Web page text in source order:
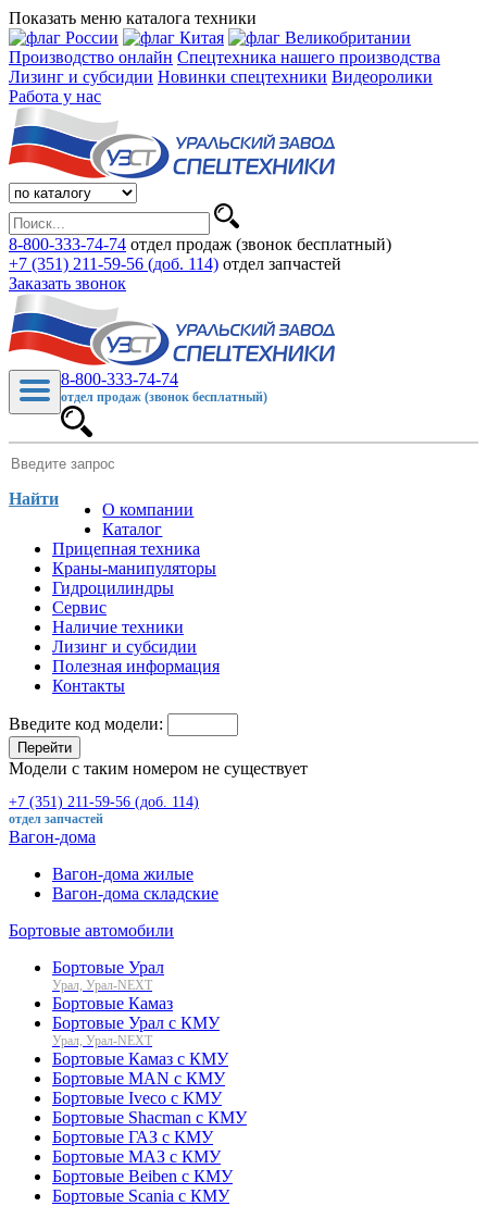
Показать меню каталога техники
Производство онлайн Спецтехника нашего производства
Лизинг и субсидии Новинки спецтехники Видеоролики
Работа у нас
8-800-333-74-74 отдел продаж (звонок бесплатный)
+7 (351) 211-59-56 (доб. 114) отдел запчастей
Заказать звонок
8-800-333-74-74
отдел продаж (звонок бесплатный)
Найти
О компании
Каталог
Прицепная техника
Краны-манипуляторы
Гидроцилиндры
Сервис
Наличие техники
Лизинг и субсидии
Полезная информация
Контакты
Введите код модели:
Перейти
Модели с таким номером не существует
+7 (351) 211-59-56 (доб. 114)
отдел запчастей
Вагон-дома
Вагон-дома жилые
Вагон-дома складские
Бортовые автомобили
Бортовые Урал
Урал, Урал-NEXT
Бортовые Камаз
Бортовые Урал с КМУ
Урал, Урал-NEXT
Бортовые Камаз с КМУ
Бортовые MAN с КМУ
Бортовые Iveco с КМУ
Бортовые Shacman с КМУ
Бортовые ГАЗ с КМУ
Бортовые МАЗ с КМУ
Бортовые Beiben с КМУ
Бортовые Scania с КМУ